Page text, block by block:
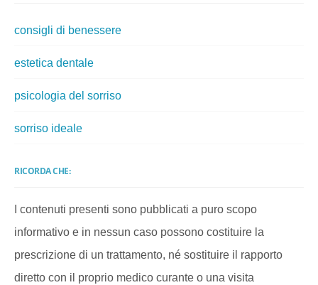
consigli di benessere
estetica dentale
psicologia del sorriso
sorriso ideale
RICORDA CHE:
I contenuti presenti sono pubblicati a puro scopo
informativo e in nessun caso possono costituire la
prescrizione di un trattamento, né sostituire il rapporto
diretto con il proprio medico curante o una visita